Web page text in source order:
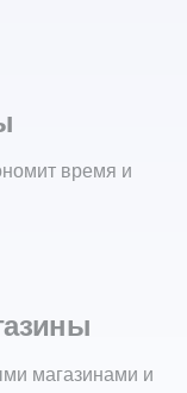
время и
магазинами и